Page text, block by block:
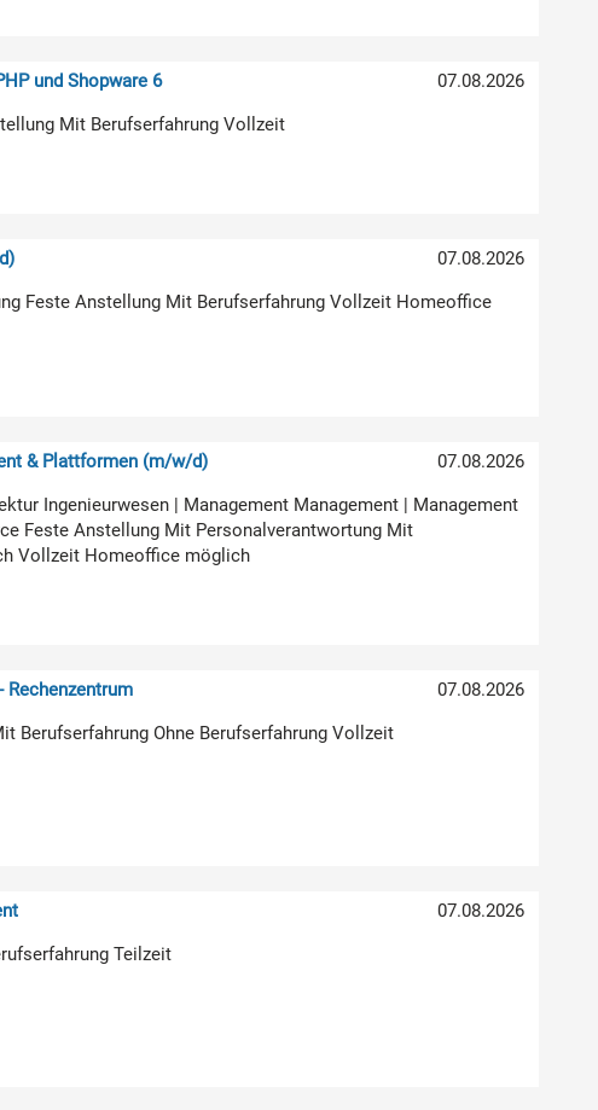
07.08.2026
und Shopware 6
Mit Berufserfahrung Vollzeit
07.08.2026
Feste Anstellung Mit Berufserfahrung Vollzeit Homeoffice
07.08.2026
& Plattformen (m/w/d)
Ingenieurwesen | Management Management | Management
Feste Anstellung Mit Personalverantwortung Mit
Vollzeit Homeoffice möglich
07.08.2026
Berufserfahrung Ohne Berufserfahrung Vollzeit
07.08.2026
Teilzeit